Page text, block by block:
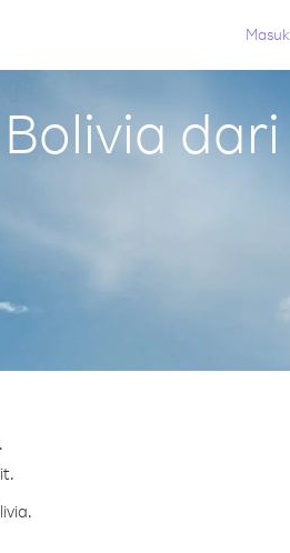
Masuk
dari